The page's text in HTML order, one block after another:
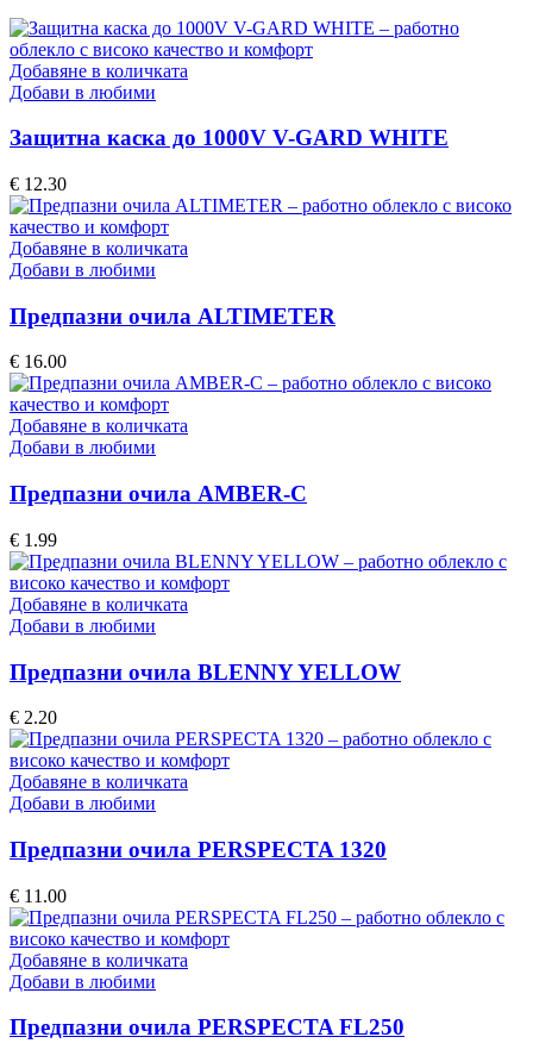
Добавяне в количката
Добави в любими
Защитна каска до 1000V V-GARD WHITE
€ 12.30
Добавяне в количката
Добави в любими
Предпазни очила ALTIMETER
€ 16.00
Добавяне в количката
Добави в любими
Предпазни очила AMBER-C
€ 1.99
Добавяне в количката
Добави в любими
Предпазни очила BLENNY YELLOW
€ 2.20
Добавяне в количката
Добави в любими
Предпазни очила PERSPECTA 1320
€ 11.00
Добавяне в количката
Добави в любими
Предпазни очила PERSPECTA FL250